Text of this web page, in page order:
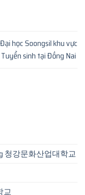
học Soongsil khu vực
sinh tại Đồng Nai
청강문화산업대학교
교